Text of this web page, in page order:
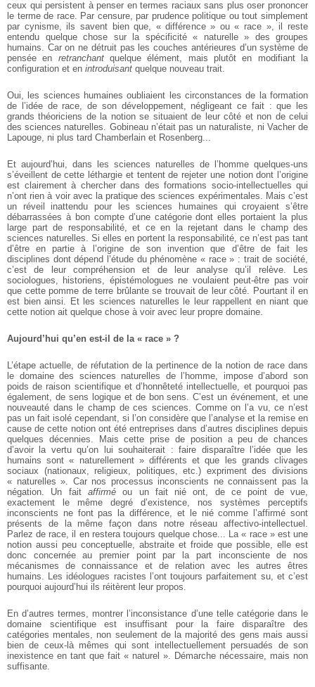
ceux qui persistent à penser en termes raciaux sans plus oser prononcer
le terme de race. Par censure, par prudence politique ou tout simplement
par cynisme, ils savent bien que, « différence » ou « race », il reste
entendu quelque chose sur la spécificité « naturelle » des groupes
humains. Car on ne détruit pas les couches antérieures d’un système de
pensée en retranchantquelque élément, mais plutôt en modifiant la
configuration et en introduisant quelque nouveau trait.
Oui, les sciences humaines oubliaient les circonstances de la formation
de l’idée de race, de son développement, négligeant ce fait : que les
grands théoriciens de la notion se situaient de leur côté et non de celui
des sciences naturelles. Gobineau n’était pas un naturaliste, ni Vacher de
Lapouge, ni plus tard Chamberlain et Rosenberg...
Et aujourd’hui, dans les sciences naturelles de l’homme quelques-uns
s’éveillent de cette léthargie et tentent de rejeter une notion dont l’origine
est clairement à chercher dans des formations socio-intellectuelles qui
n’ont rien à voir avec la pratique des sciences expérimentales. Mais c’est
un réveil inattendu pour les sciences humaines qui croyaient s’être
débarrassées à bon compte d’une catégorie dont elles portaient la plus
large part de responsabilité, et ce en la rejetant dans le champ des
sciences naturelles. Si elles en portent la responsabilité, ce n’est pas tant
d’être en partie à l’origine de son invention que d’être de fait les
disciplines dont dépend l’étude du phénomène « race » : trait de société,
c’est de leur compréhension et de leur analyse qu’il relève. Les
sociologues, historiens, épistémologues ne voulaient peut-être pas voir
que cette pomme de terre brûlante se trouvait de leur côté. Pourtant il en
est bien ainsi. Et les sciences naturelles le leur rappellent en niant que
cette notion ait quelque chose à voir avec leur propre domaine.
Aujourd’hui qu’en est-il de la « race » ?
L’étape actuelle, de réfutation de la pertinence de la notion de race dans
le domaine des sciences naturelles de l’homme, impose d’abord son
poids de raison scientifique et d’honnêteté intellectuelle, et pourquoi pas
également, de sens logique et de bon sens. C’est un événement, et une
nouveauté dans le champ de ces sciences. Comme on l’a vu, ce n’est
pas un fait isolé cependant, si l’on considère que l’analyse et la remise en
cause de cette notion ont été entreprises dans d’autres disciplines depuis
quelques décennies. Mais cette prise de position a peu de chances
d’avoir la vertu qu’on lui souhaiterait : faire disparaître l’idée que les
humains sont « naturellement » différents et que les grands clivages
sociaux (nationaux, religieux, politiques, etc.) expriment des divisions
« naturelles ». Car nos processus inconscients ne connaissent pas la
négation. Un fait affirméou un fait nié ont, de ce point de vue,
exactement le même degré d’existence, nos systèmes perceptifs
inconscients ne font pas la différence, et le nié comme l’affirmé sont
présents de la même façon dans notre réseau affectivo-intellectuel.
Parlez de race, il en restera toujours quelque chose... La « race » est une
notion aussi peu conceptuelle, abstraite et froide que possible, elle est
donc concernée au premier point par la part inconsciente de nos
mécanismes de connaissance et de relation avec les autres êtres
humains. Les idéologues racistes l’ont toujours parfaitement su, et c’est
pourquoi aujourd’hui ils réitèrent leur propos.
En d’autres termes, montrer l’inconsistance d’une telle catégorie dans le
domaine scientifique est insuffisant pour la faire disparaître des
catégories mentales, non seulement de la majorité des gens mais aussi
bien de ceux-là mêmes qui sont intellectuellement persuadés de son
inexistence en tant que fait « naturel ». Démarche nécessaire, mais non
suffisante.